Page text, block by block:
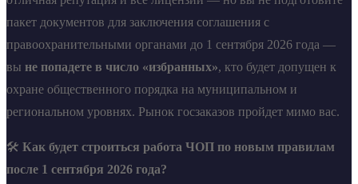
пакет документов для заключения соглашения с
правоохранительными органами до 1 сентября 2026 года —
вы не попадете в число «избранных», кто будет допущен к
охране общественного порядка на муниципальном и
региональном уровнях. Рынок госзаказов пройдет мимо вас.
🛠️ Как будет строиться работа ЧОП по новым правилам
после 1 сентября 2026 года?